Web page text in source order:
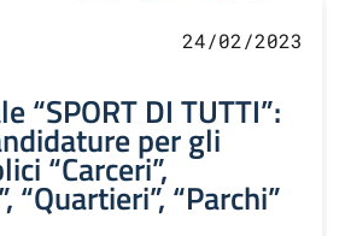
24/02/2023
“SPORT DI TUTTI”:
per gli
“Carceri”,
“Quartieri”, “Parchi”